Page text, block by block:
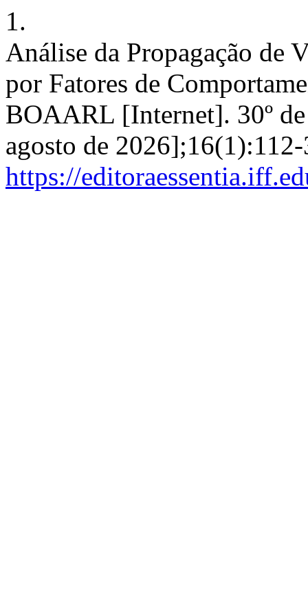
1.
Análise da Propagação de
por Fatores de
BOAARL [Internet]. 30º
agosto de
https://